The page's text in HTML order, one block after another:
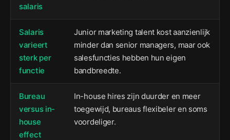
salaris
Salaris
varieert
sterk per
functie
Junior marketing talent kost aanzienlijk
minder dan senior managers, maar ook
salesfuncties hebben hun eigen
bandbreedte.
Bureau
versus in-
house
effect
In-house hires zijn duurder en meer
toegewijd, bureaus flexibeler en soms
voordeliger.